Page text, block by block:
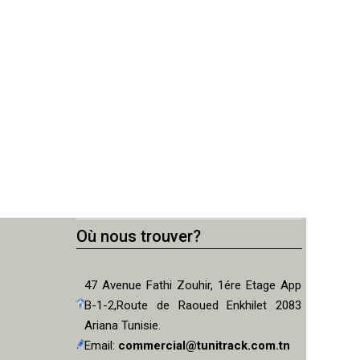
Où nous trouver?
47 Avenue Fathi Zouhir, 1ére Etage App
B-1-2,Route de Raoued Enkhilet 2083
Ariana Tunisie.
Email: commercial@tunitrack.com.tn